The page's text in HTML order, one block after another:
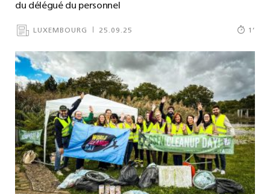
du délégué du personnel
LUXEMBOURG 25.09.25 1’